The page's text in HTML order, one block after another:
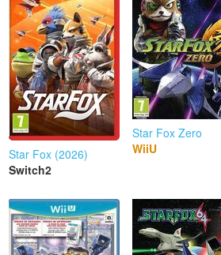
Star Fox (2026)
Switch2
Star Fox Zero
WiiU